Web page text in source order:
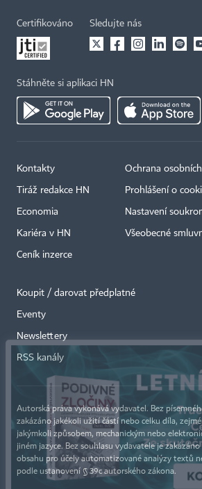
Certifikováno Sledujte nás
Stáhněte si aplikaci HN
Kontakty
Tiráž redakce HN
Economia
Kariéra v HN
Ceník inzerce
Ochrana
Prohlášení o
Nastavení
Všeobecné
Koupit / darovat předplatné
Eventy
Newslettery
RSS kanály
Autorská práva vykonává vydavatel. Bez
zakázáno jakékoli užití částí nebo celku díla,
jakýmkoli způsobem, mechanickým nebo
jiném jazyce. Bez souhlasu vydavatele je
obsahu pro účely automatizované analýzy textů
podle ustanovení § 39c autorského zákona.